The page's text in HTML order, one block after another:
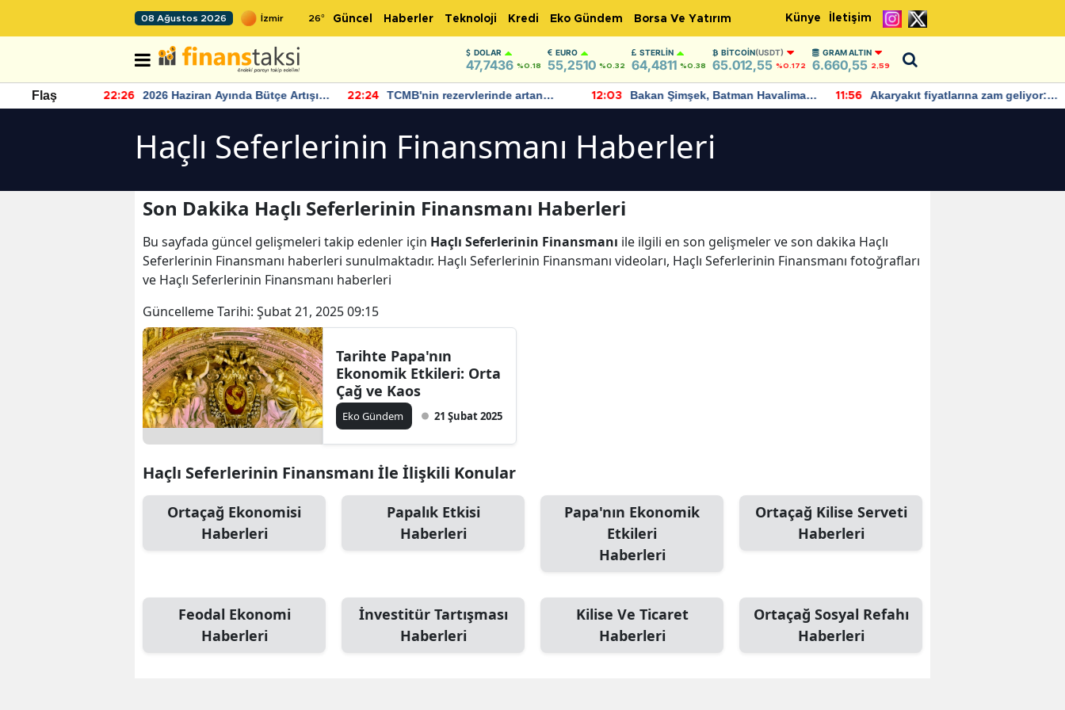
08 Ağustos 2026 26° Güncel Haberler Teknoloji Kredi Eko Gündem Borsa Ve Yatırım Künye İletişim
DOLAR
47,7436 %0.18
EURO
55,2510 %0.32
STERLIN
64,4811 %0.38
BITCOIN(USDT)
65.012,55 %0.172
GRAM ALTIN
6.660,55 2,59
Flaş 22:26
2026 Haziran Ayında Bütçe Artışı
Yaşandı
22:24
TCMB'nin rezervlerinde artan
momentum devam ediyor
12:03
Bakan Şimşek, Batman Havalimanı
için umut verici açıklamalarda
11:56
Akaryakıt fiyatlarına zam geliyor:
Yeni tarih açıklandı
Haçlı Seferlerinin Finansmanı Haberleri
Son Dakika Haçlı Seferlerinin Finansmanı Haberleri
Bu sayfada güncel gelişmeleri takip edenler için Haçlı Seferlerinin Finansmanı ile ilgili en son gelişmeler ve son dakika Haçlı
Seferlerinin Finansmanı haberleri sunulmaktadır. Haçlı Seferlerinin Finansmanı videoları, Haçlı Seferlerinin Finansmanı fotoğrafları
ve Haçlı Seferlerinin Finansmanı haberleri
Güncelleme Tarihi: Şubat 21, 2025 09:15
Tarihte Papa'nın
Ekonomik Etkileri: Orta
Çağ ve Kaos
Eko Gündem 21 Şubat 2025
Haçlı Seferlerinin Finansmanı İle İlişkili Konular
Ortaçağ Ekonomisi
Haberleri
Papalık Etkisi
Haberleri
Papa'nın Ekonomik
Etkileri
Haberleri
Ortaçağ Kilise Serveti
Haberleri
Feodal Ekonomi
Haberleri
İnvestitür Tartışması
Haberleri
Kilise Ve Ticaret
Haberleri
Ortaçağ Sosyal Refahı
Haberleri